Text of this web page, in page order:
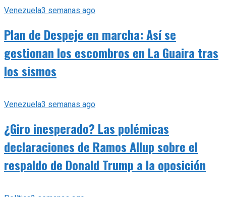
Venezuela3 semanas ago
Plan de Despeje en marcha: Así se
gestionan los escombros en La Guaira tras
los sismos
Venezuela3 semanas ago
¿Giro inesperado? Las polémicas
declaraciones de Ramos Allup sobre el
respaldo de Donald Trump a la oposición